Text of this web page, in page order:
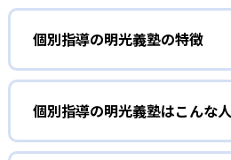
個別指導の明光義塾の特徴
01
考える力が身につく対話型
個別指導の明光義塾は、個別指導
個別指導の明光義塾はこんな
小学生